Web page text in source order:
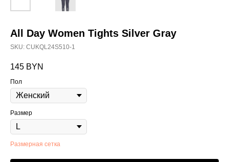
All Day Women Tights Silver Gray
SKU: CUKQL24S510-1
145 BYN
Пол
Размер
Размерная сетка